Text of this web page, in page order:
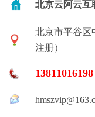
北京云阿云互
北京市平谷区
注册）
13811016198